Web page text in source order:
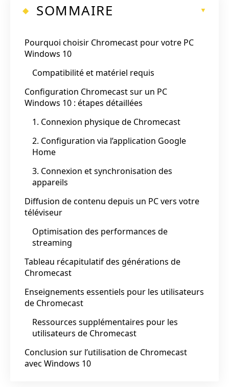
SOMMAIRE
Pourquoi choisir Chromecast pour votre PC
Windows 10
Compatibilité et matériel requis
Configuration Chromecast sur un PC
Windows 10 : étapes détaillées
1. Connexion physique de Chromecast
2. Configuration via l’application Google
Home
3. Connexion et synchronisation des
appareils
Diffusion de contenu depuis un PC vers votre
téléviseur
Optimisation des performances de
streaming
Tableau récapitulatif des générations de
Chromecast
Enseignements essentiels pour les utilisateurs
de Chromecast
Ressources supplémentaires pour les
utilisateurs de Chromecast
Conclusion sur l’utilisation de Chromecast
avec Windows 10